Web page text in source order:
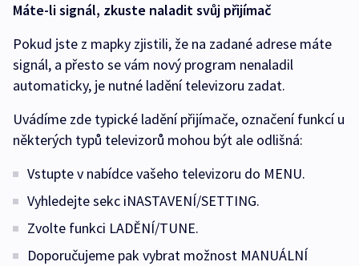
Máte-li signál, zkuste naladit svůj přijímač
Pokud jste z mapky zjistili, že na zadané adrese máte
signál, a přesto se vám nový program nenaladil
automaticky, je nutné ladění televizoru zadat.
Uvádíme zde typické ladění přijímače, označení funkcí u
některých typů televizorů mohou být ale odlišná:
Vstupte v nabídce vašeho televizoru do MENU.
Vyhledejte sekc iNASTAVENÍ/SETTING.
Zvolte funkci LADĚNÍ/TUNE.
Doporučujeme pak vybrat možnost MANUÁLNÍ